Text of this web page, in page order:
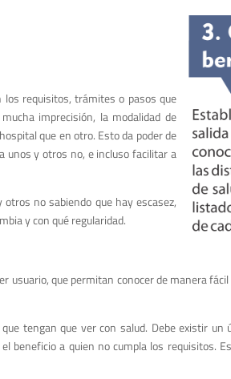
los requisitos, trámites o pasos que
imprecisión, la modalidad de
que en otro. Esto da poder de
unos y otros no, e incluso facilitar a
no sabiendo que hay escasez,
y con qué regularidad.
que permitan conocer de manera
tengan que ver con salud. Debe existir
beneficio a quien no cumpla los requisitos.